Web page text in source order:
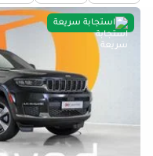
استجابة سريعة